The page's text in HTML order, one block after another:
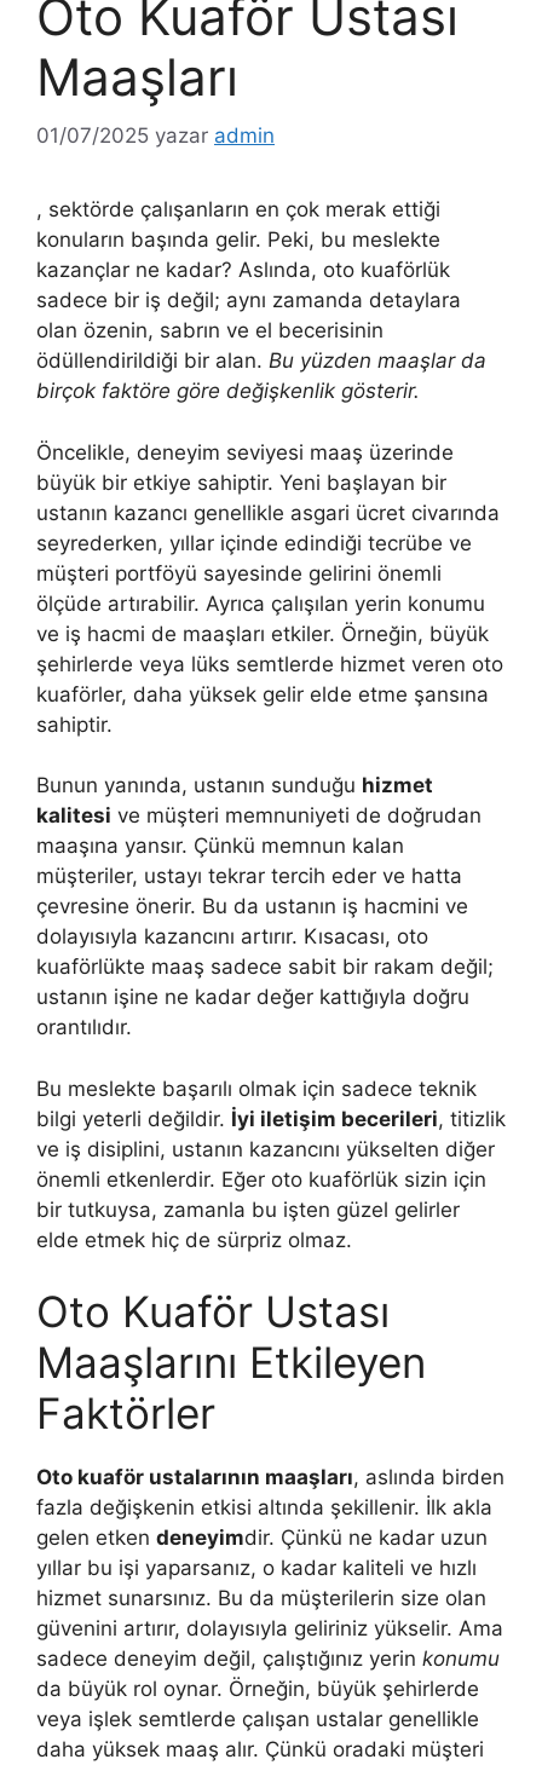
Oto Kuaför Ustası
Maaşları
01/07/2025 yazar admin
, sektörde çalışanların en çok merak ettiği
konuların başında gelir. Peki, bu meslekte
kazançlar ne kadar? Aslında, oto kuaförlük
sadece bir iş değil; aynı zamanda detaylara
olan özenin, sabrın ve el becerisinin
ödüllendirildiği bir alan. Bu yüzden maaşlar da
birçok faktöre göre değişkenlik gösterir.
Öncelikle, deneyim seviyesi maaş üzerinde
büyük bir etkiye sahiptir. Yeni başlayan bir
ustanın kazancı genellikle asgari ücret civarında
seyrederken, yıllar içinde edindiği tecrübe ve
müşteri portföyü sayesinde gelirini önemli
ölçüde artırabilir. Ayrıca çalışılan yerin konumu
ve iş hacmi de maaşları etkiler. Örneğin, büyük
şehirlerde veya lüks semtlerde hizmet veren oto
kuaförler, daha yüksek gelir elde etme şansına
sahiptir.
Bunun yanında, ustanın sunduğu hizmet
kalitesi ve müşteri memnuniyeti de doğrudan
maaşına yansır. Çünkü memnun kalan
müşteriler, ustayı tekrar tercih eder ve hatta
çevresine önerir. Bu da ustanın iş hacmini ve
dolayısıyla kazancını artırır. Kısacası, oto
kuaförlükte maaş sadece sabit bir rakam değil;
ustanın işine ne kadar değer kattığıyla doğru
orantılıdır.
Bu meslekte başarılı olmak için sadece teknik
bilgi yeterli değildir. İyi iletişim becerileri, titizlik
ve iş disiplini, ustanın kazancını yükselten diğer
önemli etkenlerdir. Eğer oto kuaförlük sizin için
bir tutkuysa, zamanla bu işten güzel gelirler
elde etmek hiç de sürpriz olmaz.
Oto Kuaför Ustası
Maaşlarını Etkileyen
Faktörler
Oto kuaför ustalarının maaşları, aslında birden
fazla değişkenin etkisi altında şekillenir. İlk akla
gelen etken deneyimdir. Çünkü ne kadar uzun
yıllar bu işi yaparsanız, o kadar kaliteli ve hızlı
hizmet sunarsınız. Bu da müşterilerin size olan
güvenini artırır, dolayısıyla geliriniz yükselir. Ama
sadece deneyim değil, çalıştığınız yerin konumu
da büyük rol oynar. Örneğin, büyük şehirlerde
veya işlek semtlerde çalışan ustalar genellikle
daha yüksek maaş alır. Çünkü oradaki müşteri